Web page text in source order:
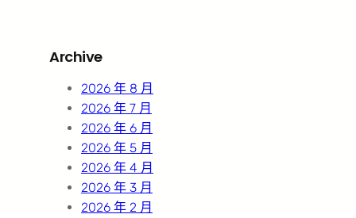
c
Archive
2026 年 8 月
2026 年 7 月
2026 年 6 月
2026 年 5 月
2026 年 4 月
2026 年 3 月
2026 年 2 月